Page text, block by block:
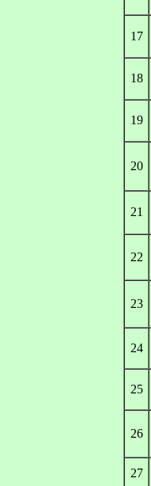
17
18
19
20
21
22
23
24
25
26
27